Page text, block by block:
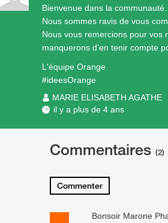
Bienvenue dans la communauté.
Nous sommes ravis de vous
Nous vous remercions pour vos
manquerons d’en tenir compte
L'équipe Orange
#ideesOrange
MARIE ELISABETH AGATHE
il y a plus de 4 ans
Commentaires (2)
Commenter
Bonsoir Marone